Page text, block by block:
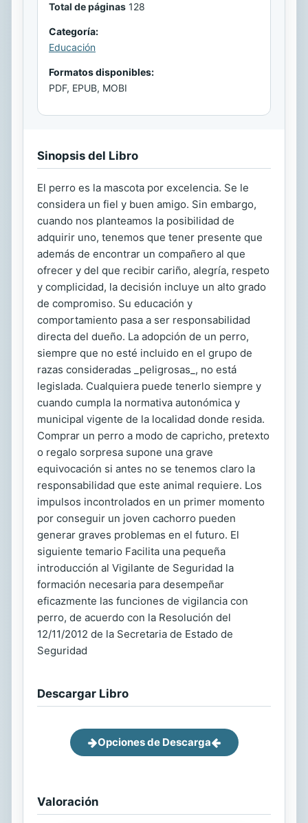
Total de páginas 128
Categoría:
Educación
Formatos disponibles:
PDF, EPUB, MOBI
Sinopsis del Libro
El perro es la mascota por excelencia. Se le
considera un fiel y buen amigo. Sin embargo,
cuando nos planteamos la posibilidad de
adquirir uno, tenemos que tener presente que
además de encontrar un compañero al que
ofrecer y del que recibir cariño, alegría, respeto
y complicidad, la decisión incluye un alto grado
de compromiso. Su educación y
comportamiento pasa a ser responsabilidad
directa del dueño. La adopción de un perro,
siempre que no esté incluido en el grupo de
razas consideradas _peligrosas_, no está
legislada. Cualquiera puede tenerlo siempre y
cuando cumpla la normativa autonómica y
municipal vigente de la localidad donde resida.
Comprar un perro a modo de capricho, pretexto
o regalo sorpresa supone una grave
equivocación si antes no se tenemos claro la
responsabilidad que este animal requiere. Los
impulsos incontrolados en un primer momento
por conseguir un joven cachorro pueden
generar graves problemas en el futuro. El
siguiente temario Facilita una pequeña
introducción al Vigilante de Seguridad la
formación necesaria para desempeñar
eficazmente las funciones de vigilancia con
perro, de acuerdo con la Resolución del
12/11/2012 de la Secretaria de Estado de
Seguridad
Descargar Libro
Opciones de Descarga
Valoración